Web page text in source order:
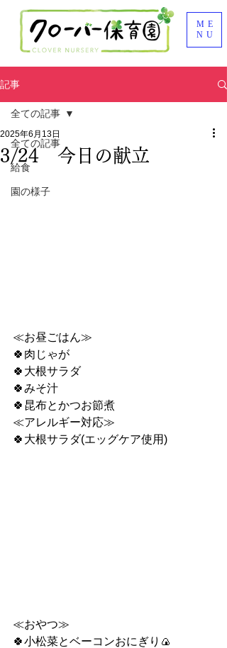
ME
NU
記事
全ての記事
給食
園の様子
全ての記事
3/24 今日の献立
2025年6月13日
≪お昼ごはん≫
🍀肉じゃが
🍀大根サラダ
🍀みそ汁
🍀昆布とかつお節煮
≪アレルギー対応≫
🍀大根サラダ(エッグケア使用)
≪おやつ≫
🍀小松菜とベーコンおにぎり🍙